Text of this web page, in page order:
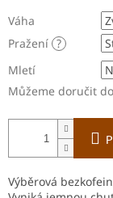
Váha
Pražení ?
Mletí
Můžeme doručit
Výběrová